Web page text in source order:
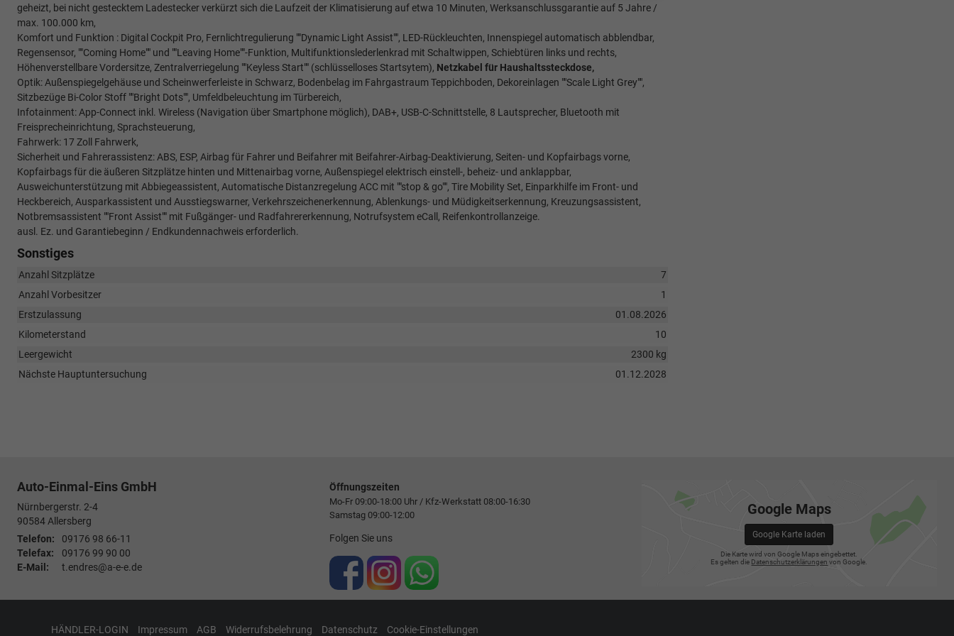
geheizt, bei nicht gestecktem Ladestecker verkürzt sich die Laufzeit der Klimatisierung auf etwa 10 Minuten, Werksanschlussgarantie auf 5 Jahre /
max. 100.000 km,
Komfort und Funktion : Digital Cockpit Pro, Fernlichtregulierung ""Dynamic Light Assist"", LED-Rückleuchten, Innenspiegel automatisch abblendbar,
Regensensor, ""Coming Home"" und ""Leaving Home""-Funktion, Multifunktionslederlenkrad mit Schaltwippen, Schiebtüren links und rechts,
Höhenverstellbare Vordersitze, Zentralverriegelung ""Keyless Start"" (schlüsselloses Startsytem), Netzkabel für Haushaltssteckdose,
Optik: Außenspiegelgehäuse und Scheinwerferleiste in Schwarz, Bodenbelag im Fahrgastraum Teppichboden, Dekoreinlagen ""Scale Light Grey"",
Sitzbezüge Bi-Color Stoff ""Bright Dots"", Umfeldbeleuchtung im Türbereich,
Infotainment: App-Connect inkl. Wireless (Navigation über Smartphone möglich), DAB+, USB-C-Schnittstelle, 8 Lautsprecher, Bluetooth mit
Freisprecheinrichtung, Sprachsteuerung,
Fahrwerk: 17 Zoll Fahrwerk,
Sicherheit und Fahrerassistenz: ABS, ESP, Airbag für Fahrer und Beifahrer mit Beifahrer-Airbag-Deaktivierung, Seiten- und Kopfairbags vorne,
Kopfairbags für die äußeren Sitzplätze hinten und Mittenairbag vorne, Außenspiegel elektrisch einstell-, beheiz- und anklappbar,
Ausweichunterstützung mit Abbiegeassistent, Automatische Distanzregelung ACC mit ""stop & go"", Tire Mobility Set, Einparkhilfe im Front- und
Heckbereich, Ausparkassistent und Ausstiegswarner, Verkehrszeichenerkennung, Ablenkungs- und Müdigkeitserkennung, Kreuzungsassistent,
Notbremsassistent ""Front Assist"" mit Fußgänger- und Radfahrererkennung, Notrufsystem eCall, Reifenkontrollanzeige.
ausl. Ez. und Garantiebeginn / Endkundennachweis erforderlich.
Sonstiges
Anzahl Sitzplätze
7
Anzahl Vorbesitzer
1
Erstzulassung
01.08.2026
Kilometerstand
10
Leergewicht
2300 kg
Nächste Hauptuntersuchung
01.12.2028
Auto-Einmal-Eins GmbH
Nürnbergerstr. 2-4
90584Allersberg
Telefon:
09176 98 66-11
Telefax:
09176 99 90 00
E-Mail:
t.endres@a-e-e.de
Öffnungszeiten
Mo-Fr 09:00-18:00 Uhr / Kfz-Werkstatt 08:00-16:30
Samstag 09:00-12:00
Folgen Sie uns
Google Maps
Google Karte laden
Die Karte wird von Google Maps eingebettet.
Es gelten die Datenschutzerklärungen von Google.
HÄNDLER-LOGIN Impressum AGB Widerrufsbelehrung Datenschutz Cookie-Einstellungen